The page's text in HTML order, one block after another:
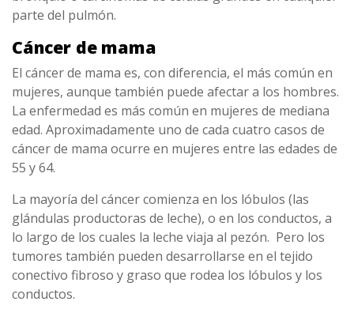
parte del pulmón.
Cáncer de mama
El cáncer de mama es, con diferencia, el más común en
mujeres, aunque también puede afectar a los hombres.
La enfermedad es más común en mujeres de mediana
edad. Aproximadamente uno de cada cuatro casos de
cáncer de mama ocurre en mujeres entre las edades de
55 y 64.
La mayoría del cáncer comienza en los lóbulos (las
glándulas productoras de leche), o en los conductos, a
lo largo de los cuales la leche viaja al pezón. Pero los
tumores también pueden desarrollarse en el tejido
conectivo fibroso y graso que rodea los lóbulos y los
conductos.